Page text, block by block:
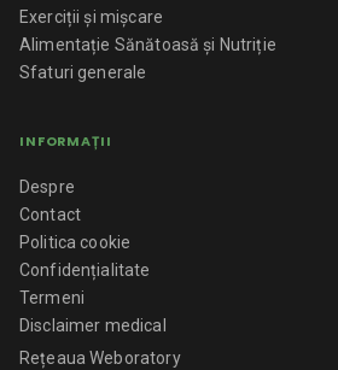
Exerciții și mișcare
Alimentație Sănătoasă și Nutriție
Sfaturi generale
INFORMAȚII
Despre
Contact
Politica cookie
Confidențialitate
Termeni
Disclaimer medical
Rețeaua Weboratory